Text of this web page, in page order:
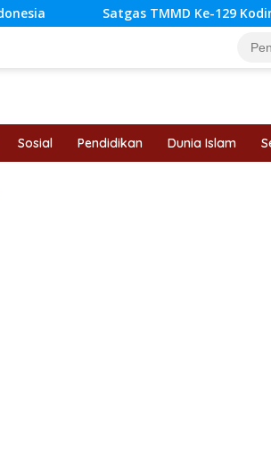
TMMD Ke-129 Kodim 0416/Bute
Sosial Pendidikan Dunia Islam